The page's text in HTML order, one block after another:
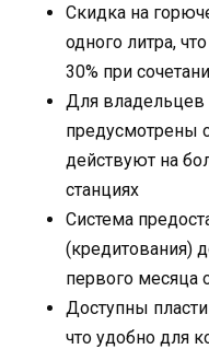
Скидка на
одного литра,
30% при
Для владельцев
предусмотрены
действуют на
станциях
Система
(кредитования)
первого месяца
Доступны
что удобно для